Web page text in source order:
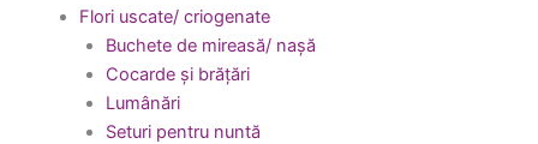
Flori uscate/ criogenate
Buchete de mireasă/ nașă
Cocarde și brățări
Lumânări
Seturi pentru nuntă